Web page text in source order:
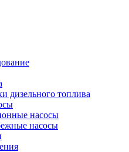
дизельного топлива
насосы
насосы